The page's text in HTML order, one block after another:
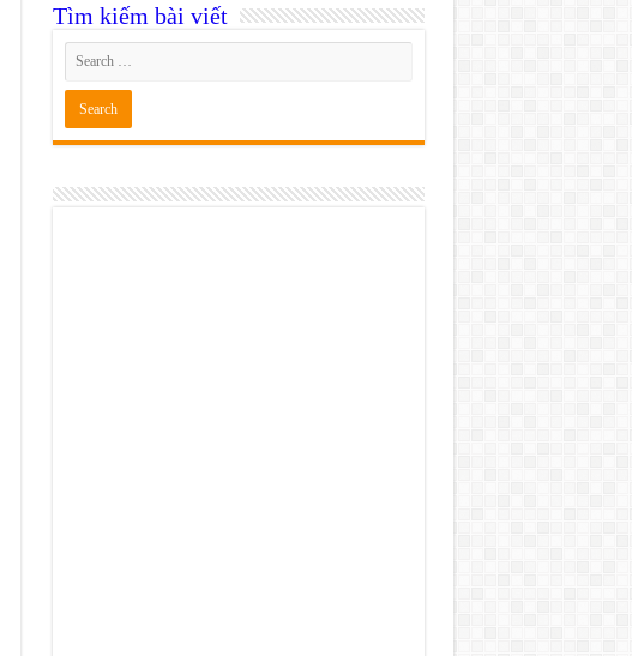
Tìm kiếm bài viết